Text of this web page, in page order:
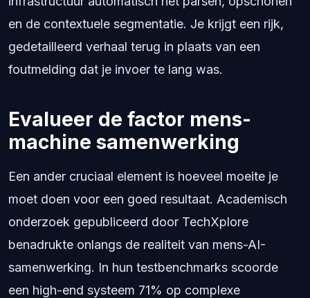
en de contextuele segmentatie. Je krijgt een rijk,
gedetailleerd verhaal terug in plaats van een
foutmelding dat je invoer te lang was.
Evalueer de factor mens-
machine samenwerking
Een ander cruciaal element is hoeveel moeite je
moet doen voor een goed resultaat. Academisch
onderzoek gepubliceerd door TechXplore
benadrukte onlangs de realiteit van mens-AI-
samenwerking. In hun testbenchmarks scoorde
een high-end systeem 71% op complexe